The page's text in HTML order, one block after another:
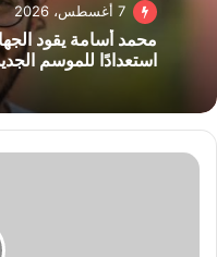
7 أغسطس، 2026
محمد أسامة يقود
استعدادًا للموسم
إمام